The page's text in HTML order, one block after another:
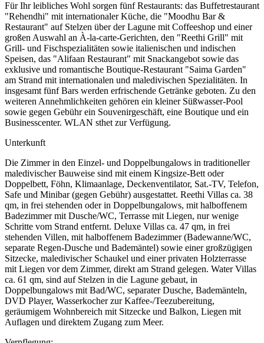
Für Ihr leibliches Wohl sorgen fünf Restaurants: das Buffetrestaurant
"Rehendhi" mit internationaler Küche, die "Moodhu Bar &
Restaurant" auf Stelzen über der Lagune mit Coffeeshop und einer
großen Auswahl an À-la-carte-Gerichten, den "Reethi Grill" mit
Grill- und Fischspezialitäten sowie italienischen und indischen
Speisen, das "Alifaan Restaurant" mit Snackangebot sowie das
exklusive und romantische Boutique-Restaurant "Saima Garden"
am Strand mit internationalen und maledivischen Spezialitäten. In
insgesamt fünf Bars werden erfrischende Getränke geboten. Zu den
weiteren Annehmlichkeiten gehören ein kleiner Süßwasser-Pool
sowie gegen Gebühr ein Souvenirgeschäft, eine Boutique und ein
Businesscenter. WLAN sthet zur Verfügung.
Unterkunft
Die Zimmer in den Einzel- und Doppelbungalows in traditioneller
maledivischer Bauweise sind mit einem Kingsize-Bett oder
Doppelbett, Föhn, Klimaanlage, Deckenventilator, Sat.-TV, Telefon,
Safe und Minibar (gegen Gebühr) ausgestattet. Reethi Villas ca. 38
qm, in frei stehenden oder in Doppelbungalows, mit halboffenem
Badezimmer mit Dusche/WC, Terrasse mit Liegen, nur wenige
Schritte vom Strand entfernt. Deluxe Villas ca. 47 qm, in frei
stehenden Villen, mit halboffenem Badezimmer (Badewanne/WC,
separate Regen-Dusche und Bademäntel) sowie einer großzügigen
Sitzecke, maledivischer Schaukel und einer privaten Holzterrasse
mit Liegen vor dem Zimmer, direkt am Strand gelegen. Water Villas
ca. 61 qm, sind auf Stelzen in die Lagune gebaut, in
Doppelbungalows mit Bad/WC, separater Dusche, Bademänteln,
DVD Player, Wasserkocher zur Kaffee-/Teezubereitung,
geräumigem Wohnbereich mit Sitzecke und Balkon, Liegen mit
Auflagen und direktem Zugang zum Meer.